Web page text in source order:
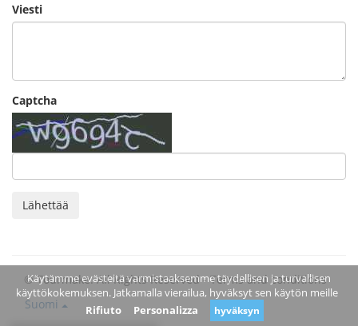
Viesti
Captcha
Lähettää
© Tourmake. All Rights Reserved -Terms and conditions
Suomi
Käytämme evästeitä varmistaaksemme täydellisen ja turvallisen
käyttökokemuksen. Jatkamalla vierailua, hyväksyt sen käytön meille
Rifiuto
Personalizza hyväksyn